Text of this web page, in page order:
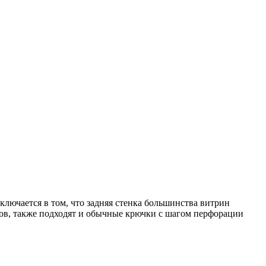
в том, что задняя стенка большинства витрин
также подходят и обычные крючки с шагом перфорации